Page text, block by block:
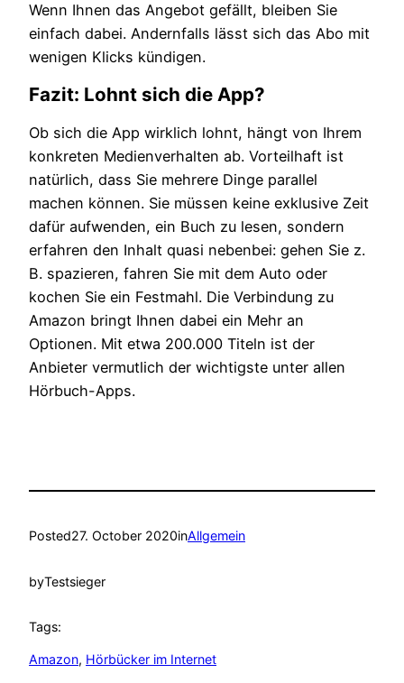
Wenn Ihnen das Angebot gefällt, bleiben Sie
einfach dabei. Andernfalls lässt sich das Abo mit
wenigen Klicks kündigen.
Fazit: Lohnt sich die App?
Ob sich die App wirklich lohnt, hängt von Ihrem
konkreten Medienverhalten ab. Vorteilhaft ist
natürlich, dass Sie mehrere Dinge parallel
machen können. Sie müssen keine exklusive Zeit
dafür aufwenden, ein Buch zu lesen, sondern
erfahren den Inhalt quasi nebenbei: gehen Sie z.
B. spazieren, fahren Sie mit dem Auto oder
kochen Sie ein Festmahl. Die Verbindung zu
Amazon bringt Ihnen dabei ein Mehr an
Optionen. Mit etwa 200.000 Titeln ist der
Anbieter vermutlich der wichtigste unter allen
Hörbuch-Apps.
Posted27. October 2020inAllgemein
byTestsieger
Tags:
Amazon, Hörbücker im Internet